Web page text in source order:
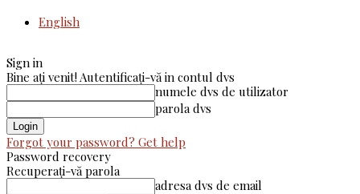
English
Sign in
Bine ați venit! Autentificați-vă in contul dvs
numele dvs de utilizator
parola dvs
Forgot your password? Get help
Password recovery
Recuperați-vă parola
adresa dvs de email